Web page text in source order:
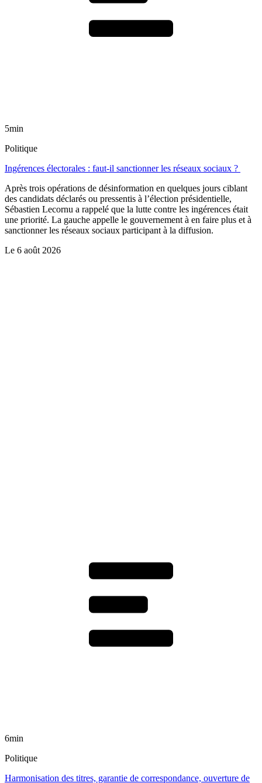
5min
Politique
Ingérences électorales : faut-il sanctionner les réseaux sociaux ?
Après trois opérations de désinformation en quelques jours ciblant
des candidats déclarés ou pressentis à l’élection présidentielle,
Sébastien Lecornu a rappelé que la lutte contre les ingérences était
une priorité. La gauche appelle le gouvernement à en faire plus et à
sanctionner les réseaux sociaux participant à la diffusion.
Le 6 août 2026
6min
Politique
Harmonisation des titres, garantie de correspondance, ouverture de